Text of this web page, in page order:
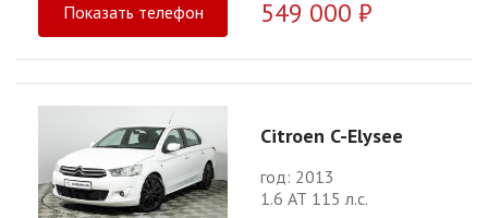
Показать телефон 549 000 ₽
Citroen C-Elysee
год: 2013
1.6 АТ 115 л.с.